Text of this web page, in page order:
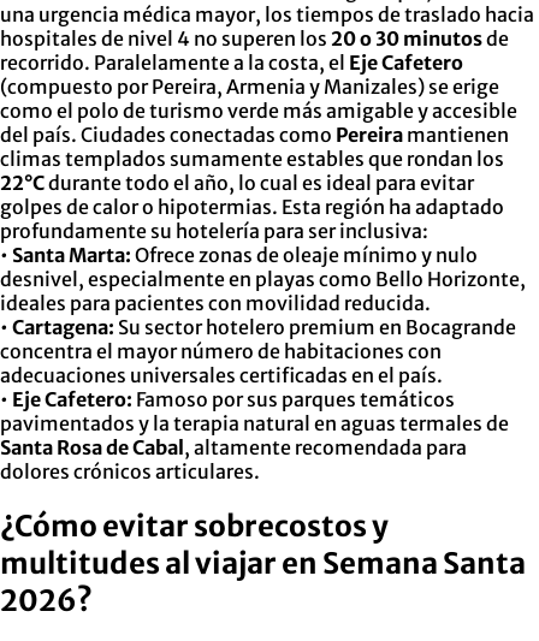
una urgencia médica mayor, los tiempos de traslado hacia
hospitales de nivel 4 no superen los 20 o 30 minutosde
recorrido. Paralelamente a la costa, el Eje Cafetero
(compuesto por Pereira, Armenia y Manizales) se erige
como el polo de turismo verde más amigable y accesible
del país. Ciudades conectadas como Pereira mantienen
climas templados sumamente estables que rondan los
22°Cdurante todo el año, lo cual es ideal para evitar
golpes de calor o hipotermias. Esta región ha adaptado
profundamente su hotelería para ser inclusiva:
• Santa Marta: Ofrece zonas de oleaje mínimo y nulo
desnivel, especialmente en playas como Bello Horizonte,
ideales para pacientes con movilidad reducida.
• Cartagena: Su sector hotelero premium en Bocagrande
concentra el mayor número de habitaciones con
adecuaciones universales certificadas en el país.
• Eje Cafetero: Famoso por sus parques temáticos
pavimentados y la terapia natural en aguas termales de
Santa Rosa de Cabal, altamente recomendada para
dolores crónicos articulares.
¿Cómo evitar sobrecostos y
multitudes al viajar en Semana Santa
2026?